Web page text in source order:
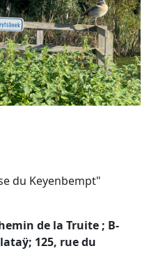
du Keyenbempt"
de la Truite ; B-
125, rue du